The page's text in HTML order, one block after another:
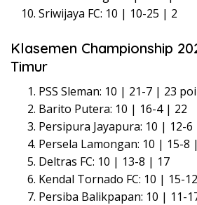
Sriwijaya FC: 10 | 10-25 | 2
Klasemen Championship
Timur
PSS Sleman: 10 | 21-7 | 23
Barito Putera: 10 | 16-4 | 22
Persipura Jayapura: 10 | 12-6
Persela Lamongan: 10 | 15-8
Deltras FC: 10 | 13-8 | 17
Kendal Tornado FC: 10 | 15-
Persiba Balikpapan: 10 | 11-